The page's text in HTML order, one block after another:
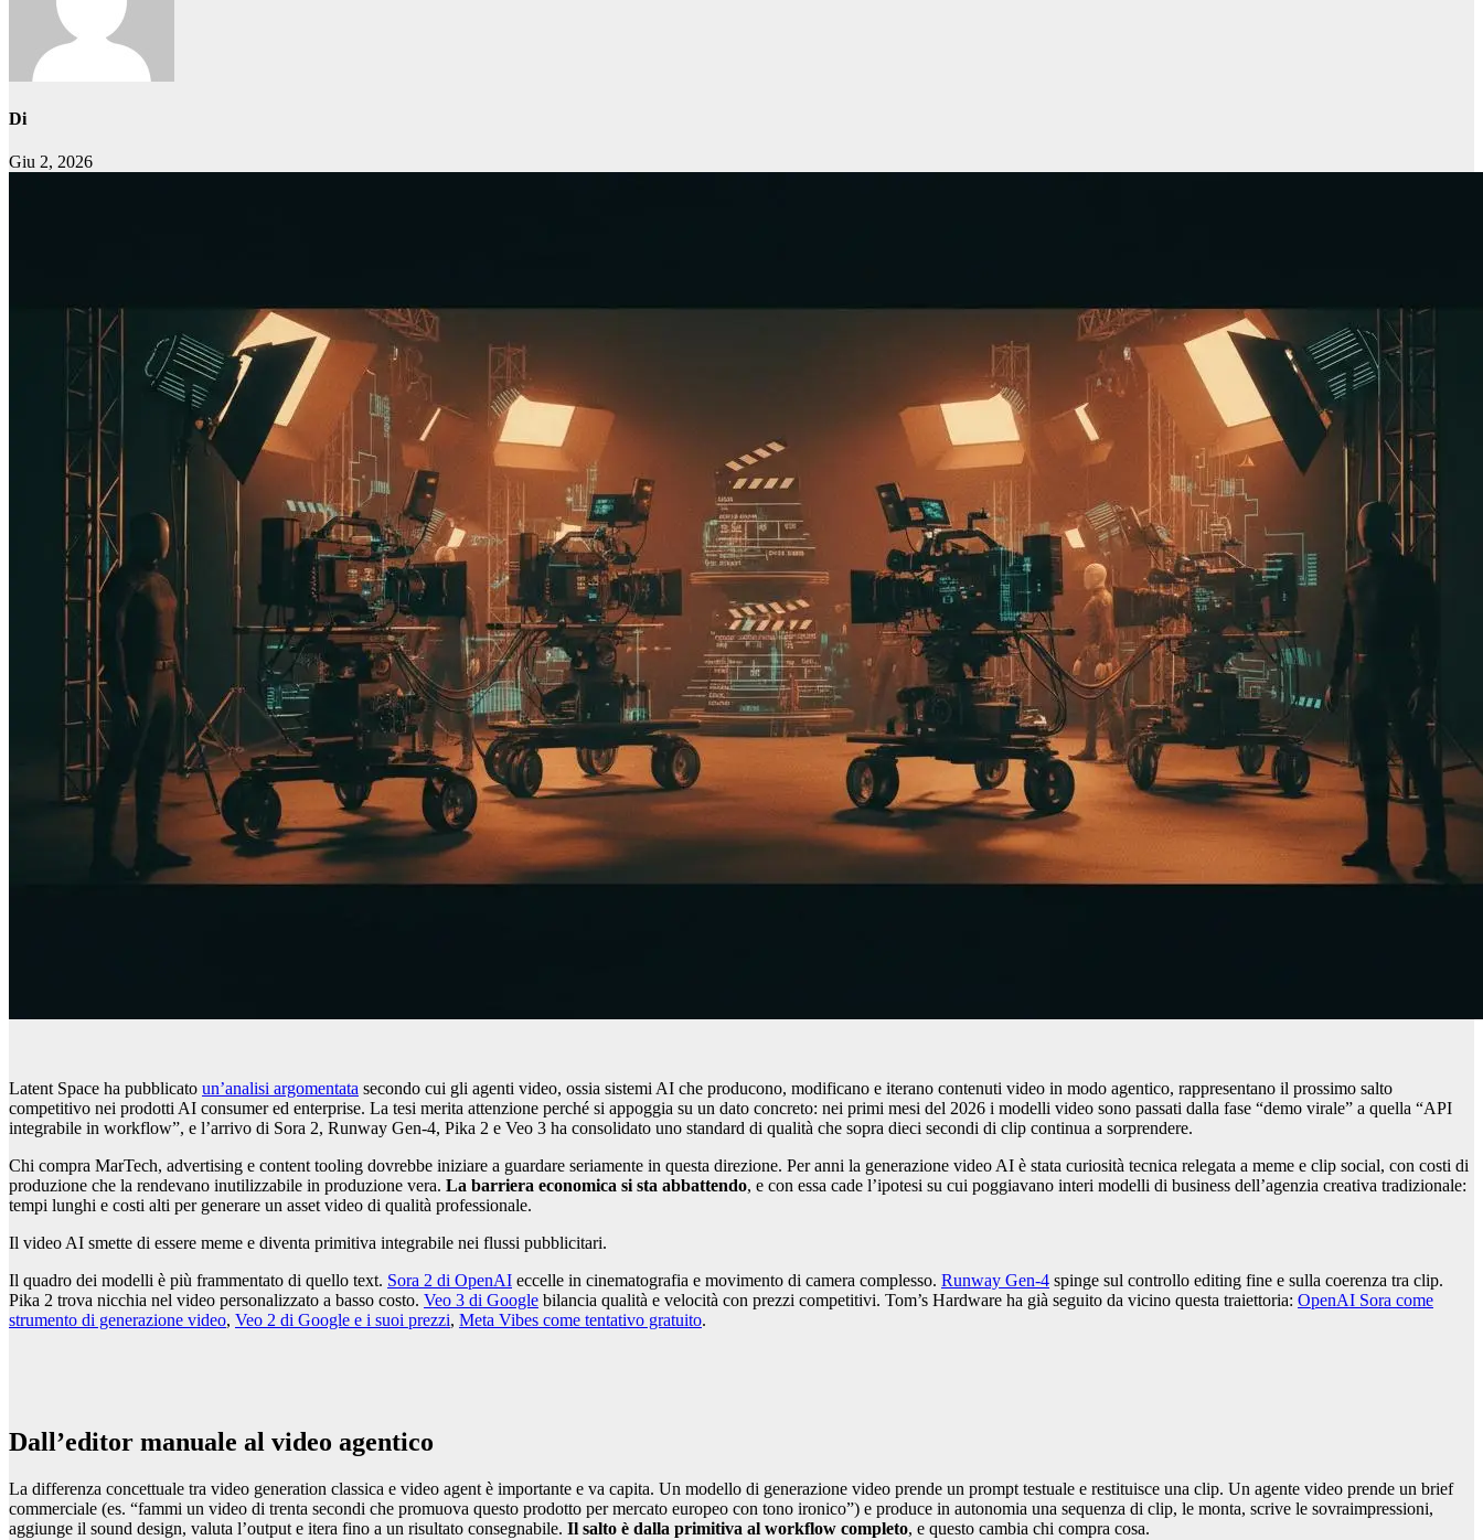
Di
Giu 2, 2026
Latent Space ha pubblicato un’analisi argomentata secondo cui gli agenti video, ossia sistemi AI che producono, modificano e iterano contenuti video in modo agentico, rappresentano il prossimo salto
competitivo nei prodotti AI consumer ed enterprise. La tesi merita attenzione perché si appoggia su un dato concreto: nei primi mesi del 2026 i modelli video sono passati dalla fase “demo virale” a quella “API
integrabile in workflow”, e l’arrivo di Sora 2, Runway Gen-4, Pika 2 e Veo 3 ha consolidato uno standard di qualità che sopra dieci secondi di clip continua a sorprendere.
Chi compra MarTech, advertising e content tooling dovrebbe iniziare a guardare seriamente in questa direzione. Per anni la generazione video AI è stata curiosità tecnica relegata a meme e clip social, con costi di
produzione che la rendevano inutilizzabile in produzione vera. La barriera economica si sta abbattendo, e con essa cade l’ipotesi su cui poggiavano interi modelli di business dell’agenzia creativa tradizionale:
tempi lunghi e costi alti per generare un asset video di qualità professionale.
Il video AI smette di essere meme e diventa primitiva integrabile nei flussi pubblicitari.
Il quadro dei modelli è più frammentato di quello text. Sora 2 di OpenAI eccelle in cinematografia e movimento di camera complesso. Runway Gen-4 spinge sul controllo editing fine e sulla coerenza tra clip.
Pika 2 trova nicchia nel video personalizzato a basso costo. Veo 3 di Google bilancia qualità e velocità con prezzi competitivi. Tom’s Hardware ha già seguito da vicino questa traiettoria: OpenAI Sora come
strumento di generazione video, Veo 2 di Google e i suoi prezzi, Meta Vibes come tentativo gratuito.
Dall’editor manuale al video agentico
La differenza concettuale tra video generation classica e video agent è importante e va capita. Un modello di generazione video prende un prompt testuale e restituisce una clip. Un agente video prende un brief
commerciale (es. “fammi un video di trenta secondi che promuova questo prodotto per mercato europeo con tono ironico”) e produce in autonomia una sequenza di clip, le monta, scrive le sovraimpressioni,
aggiunge il sound design, valuta l’output e itera fino a un risultato consegnabile. Il salto è dalla primitiva al workflow completo, e questo cambia chi compra cosa.